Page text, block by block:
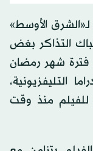
الأوسط»
التذاكر بغض
فترة شهر رمضان
التليفزيونية،
للفيلم منذ وقت